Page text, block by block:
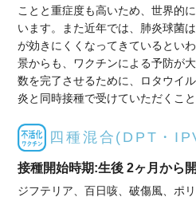
ことと重症度も高いため、世界的
います。また近年では、肺炎球菌
が効きにくくなってきているとい
景からも、ワクチンによる予防が
数を完了させるために、ロタウイ
炎と同時接種で受けていただくこ
四種混合(DPT・
接種開始時期:生後 2ヶ月から
ジフテリア、百日咳、破傷風、ポ